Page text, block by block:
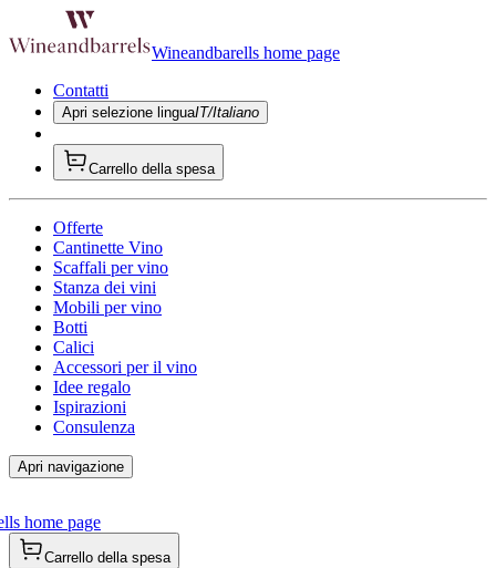
Wineandbarells home page
Contatti
Apri selezione linguaIT/Italiano
Carrello della spesa
Offerte
Cantinette Vino
Scaffali per vino
Stanza dei vini
Mobili per vino
Botti
Calici
Accessori per il vino
Idee regalo
Ispirazioni
Consulenza
Apri navigazione
home page
Carrello della spesa